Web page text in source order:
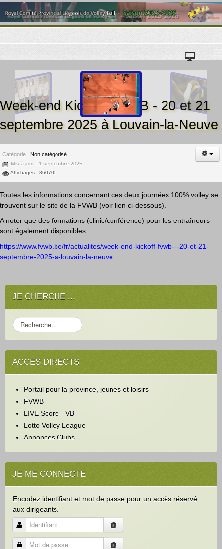
Week-end Kickoff FVWB - 20 et 21
septembre 2025 à Louvain-la-Neuve
Catégorie : Non catégorisé
Mis à jour : 1 septembre 2025
Affichages : 860705
Toutes les informations concernant ces deux journées 100% volley se
trouvent sur le site de la FVWB (voir lien ci-dessous).
A noter que des formations (clinic/conférence) pour les entraîneurs
sont également disponibles.
https://www.fvwb.be/fr/actualites/week-end-kickoff-fvwb---20-et-21-
septembre-2025-a-louvain-la-neuve
JE CHERCHE ...
R
e
c
h
e
ACCES DIRECTS
Portail pour la province, jeunes et loisirs
FVWB
LIVE Score - VB
Lotto Volley League
Annonces Clubs
JE ME CONNECTE
Encodez identifiant et mot de passe pour un accès réservé
aux dirigeants.
Identifiant
Mot de passe